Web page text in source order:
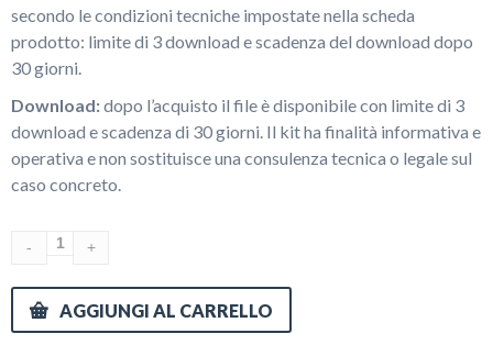
secondo le condizioni tecniche impostate nella scheda
prodotto: limite di 3 download e scadenza del download dopo
30 giorni.
Download:dopo l’acquisto il file è disponibile con limite di 3
download e scadenza di 30 giorni. Il kit ha finalità informativa e
operativa e non sostituisce una consulenza tecnica o legale sul
caso concreto.
AGGIUNGI AL CARRELLO